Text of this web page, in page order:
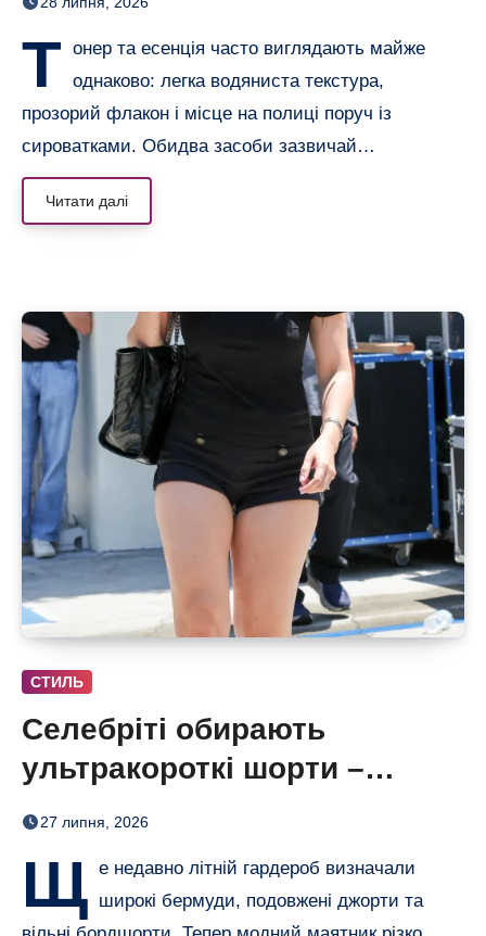
Т онер та есенція часто виглядають майже
однаково: легка водяниста текстура,
прозорий флакон і місце на полиці поруч із
сироватками. Обидва засоби зазвичай…
Читати далі
СТИЛЬ
Селебріті обирають
ультракороткі шорти –
бермуди отримали зухвалу
27 липня, 2026
Щ е недавно літній гардероб визначали
широкі бермуди, подовжені джорти та